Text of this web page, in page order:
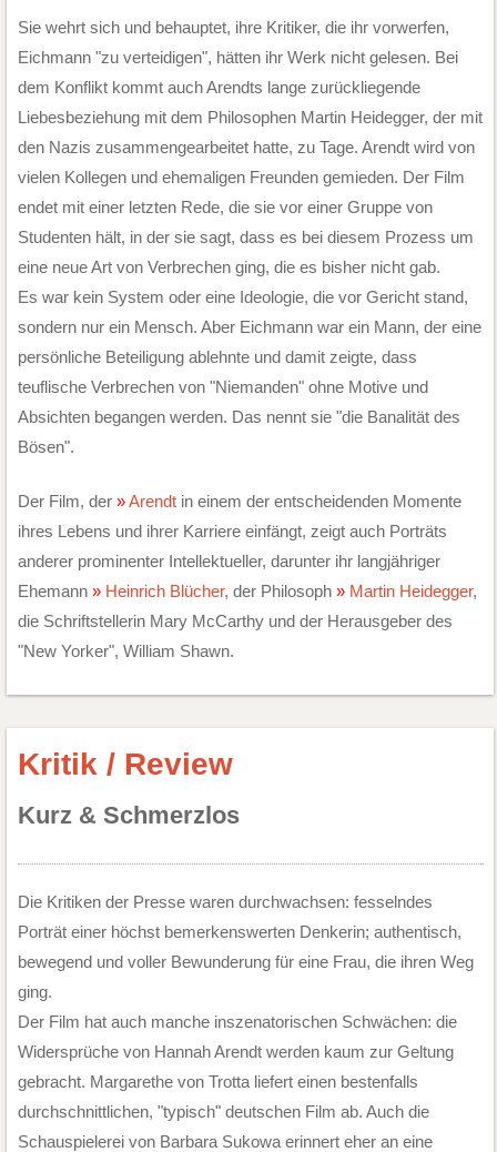
Sie wehrt sich und behauptet, ihre Kritiker, die ihr vorwerfen,
Eichmann "zu verteidigen", hätten ihr Werk nicht gelesen. Bei
dem Konflikt kommt auch Arendts lange zurückliegende
Liebesbeziehung mit dem Philosophen Martin Heidegger, der mit
den Nazis zusammengearbeitet hatte, zu Tage. Arendt wird von
vielen Kollegen und ehemaligen Freunden gemieden. Der Film
endet mit einer letzten Rede, die sie vor einer Gruppe von
Studenten hält, in der sie sagt, dass es bei diesem Prozess um
eine neue Art von Verbrechen ging, die es bisher nicht gab.
Es war kein System oder eine Ideologie, die vor Gericht stand,
sondern nur ein Mensch. Aber Eichmann war ein Mann, der eine
persönliche Beteiligung ablehnte und damit zeigte, dass
teuflische Verbrechen von "Niemanden" ohne Motive und
Absichten begangen werden. Das nennt sie "die Banalität des
Bösen".
Der Film, der Arendtin einem der entscheidenden Momente
ihres Lebens und ihrer Karriere einfängt, zeigt auch Porträts
anderer prominenter Intellektueller, darunter ihr langjähriger
Ehemann
Heinrich Blücher, der Philosoph Martin Heidegger,
die Schriftstellerin Mary McCarthy und der Herausgeber des
"New Yorker", William Shawn.
Kritik / Review
Kurz & Schmerzlos
Die Kritiken der Presse waren durchwachsen: fesselndes
Porträt einer höchst bemerkenswerten Denkerin; authentisch,
bewegend und voller Bewunderung für eine Frau, die ihren Weg
ging.
Der Film hat auch manche inszenatorischen Schwächen: die
Widersprüche von Hannah Arendt werden kaum zur Geltung
gebracht. Margarethe von Trotta liefert einen bestenfalls
durchschnittlichen, "typisch" deutschen Film ab. Auch die
Schauspielerei von Barbara Sukowa erinnert eher an eine